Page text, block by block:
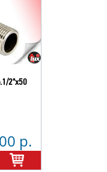
2"х50
р.